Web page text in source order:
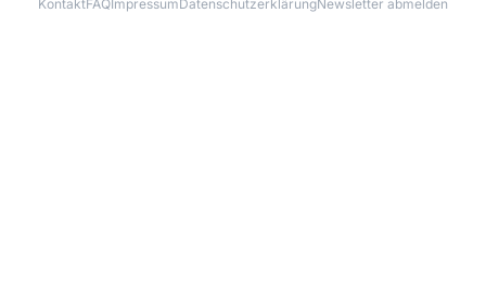
KontaktFAQImpressumDatenschutzerklärungNewsletter abmelden